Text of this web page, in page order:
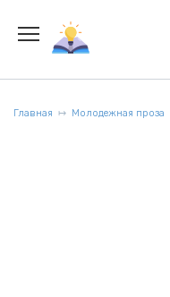
содержанию
Главная Молодежная проза